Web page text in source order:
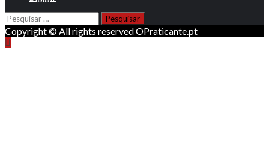
Pesquisar
por:
Copyright © All rights reserved OPraticante.pt